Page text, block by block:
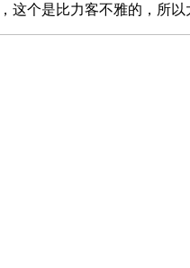
个是比力客不雅的，所以